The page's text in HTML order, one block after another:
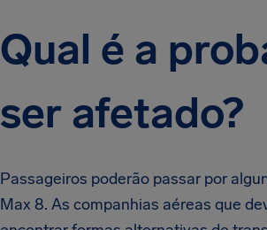
Qual é a
ser afetado?
Passageiros poderão passar por
Max 8. As companhias aéreas que